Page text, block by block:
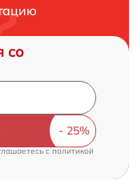
со
cполитикой